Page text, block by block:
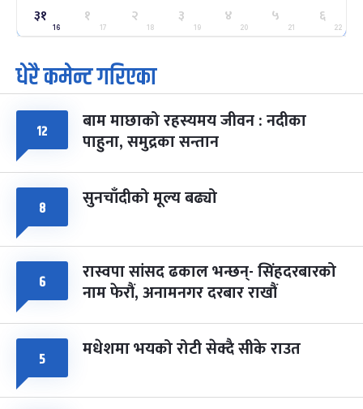
२५
मंगल
ग्याल्पो ल्होसार
फाल्गुन २५, २०८३ Mar 9, 2027
७ महिना बाँकी
७
आइत
पूर्णिमा व्रत
चैत्र ७, २०८३-Mar 21, 2027
८ फागुपूर्णिमा
चैत्र ८, २०८३-Mar 22, 2027
७ महिना बाँकी
३१
16
१
17
२
18
३
19
४
20
५
21
६
22
धेरै कमेन्ट गरिएका
१२ बाम माछाको रहस्यमय जीवन : नदीका
पाहुना, समुद्रका सन्तान
८ सुनचाँदीको मूल्य बढ्यो
६ रास्वपा सांसद ढकाल भन्छन्- सिंहदरबारको
नाम फेरौं, अनामनगर दरबार राखौं
५ मधेशमा भयको रोटी सेक्दै सीके राउत